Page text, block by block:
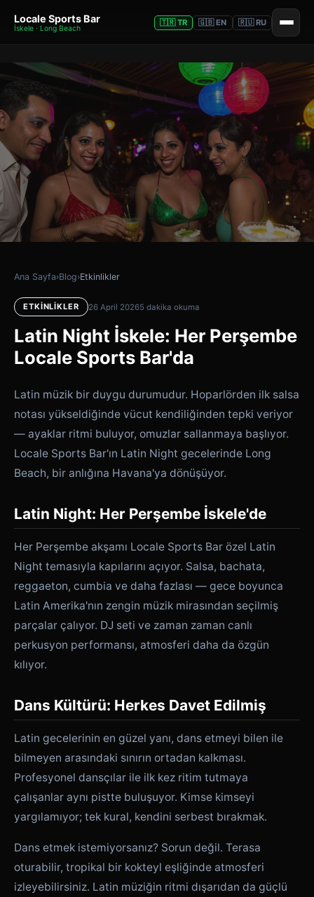
Locale Sports Bar
İskele · Long Beach
🇹🇷 TR 🇬🇧 EN 🇷🇺 RU
Ana Sayfa›Blog›Etkinlikler
ETKINLIKLER 26 April 20265 dakika okuma
Latin Night İskele: Her Perşembe
Locale Sports Bar'da
Latin müzik bir duygu durumudur. Hoparlörden ilk salsa
notası yükseldiğinde vücut kendiliğinden tepki veriyor
— ayaklar ritmi buluyor, omuzlar sallanmaya başlıyor.
Locale Sports Bar'ın Latin Night gecelerinde Long
Beach, bir anlığına Havana'ya dönüşüyor.
Latin Night: Her Perşembe İskele'de
Her Perşembe akşamı Locale Sports Bar özel Latin
Night temasıyla kapılarını açıyor. Salsa, bachata,
reggaeton, cumbia ve daha fazlası — gece boyunca
Latin Amerika'nın zengin müzik mirasından seçilmiş
parçalar çalıyor. DJ seti ve zaman zaman canlı
perkusyon performansı, atmosferi daha da özgün
kılıyor.
Dans Kültürü: Herkes Davet Edilmiş
Latin gecelerinin en güzel yanı, dans etmeyi bilen ile
bilmeyen arasındaki sınırın ortadan kalkması.
Profesyonel dansçılar ile ilk kez ritim tutmaya
çalışanlar aynı pistte buluşuyor. Kimse kimseyi
yargılamıyor; tek kural, kendini serbest bırakmak.
Dans etmek istemiyorsanız? Sorun değil. Terasa
oturabilir, tropikal bir kokteyl eşliğinde atmosferi
izleyebilirsiniz. Latin müziğin ritmi dışarıdan da güçlü